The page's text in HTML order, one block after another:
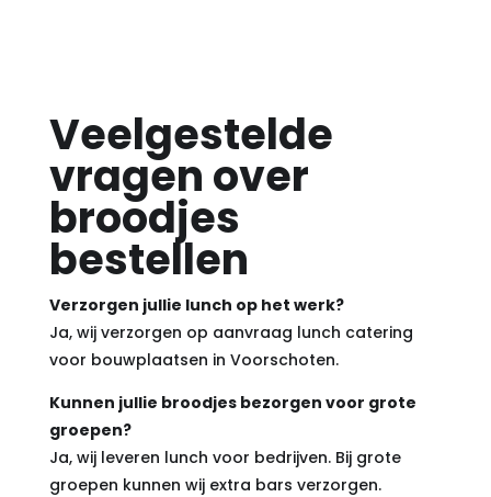
Veelgestelde
vragen over
broodjes
bestellen
Verzorgen jullie lunch op het werk?
Ja, wij verzorgen op aanvraag lunch catering
voor bouwplaatsen in Voorschoten.
Kunnen jullie broodjes bezorgen voor grote
groepen?
Ja, wij leveren lunch voor bedrijven. Bij grote
groepen kunnen wij extra bars verzorgen.